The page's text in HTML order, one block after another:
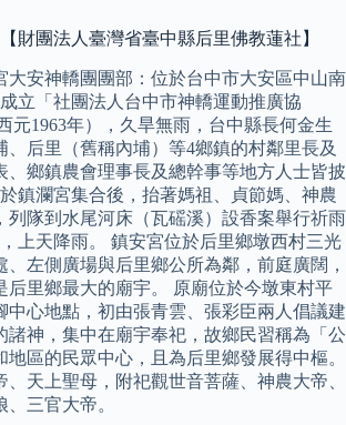
財團法人臺灣省臺中縣后里佛教蓮社】
大安神轎團團部：位於台中市大安區中山南
立「社團法人台中市神轎運動推廣協
元1963年），久旱無雨，台中縣長何金生
、后里（舊稱內埔）等4鄉鎮的村鄰里長及
、鄉鎮農會理事長及總幹事等地方人士皆披
鎮瀾宮集合後，抬著媽祖、貞節媽、神農
列隊到水尾河床（瓦磘溪）設香案舉行祈雨
上天降雨。 鎮安宮位於后里鄉墩西村三光
、左側廣場與后里鄉公所為鄰，前庭廣闊，
后里鄉最大的廟宇。 原廟位於今墩東村平
中心地點，初由張青雲、張彩臣兩人倡議建
諸神，集中在廟宇奉祀，故鄉民習稱為「公
區的民眾中心，且為后里鄉發展得中樞。
天上聖母，附祀觀世音菩薩、神農大帝、
三官大帝。